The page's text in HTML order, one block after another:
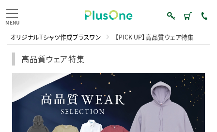
オリジナルTシャツ作成プラスワン 【PICK UP】高品質ウェア特集
高品質ウェア特集